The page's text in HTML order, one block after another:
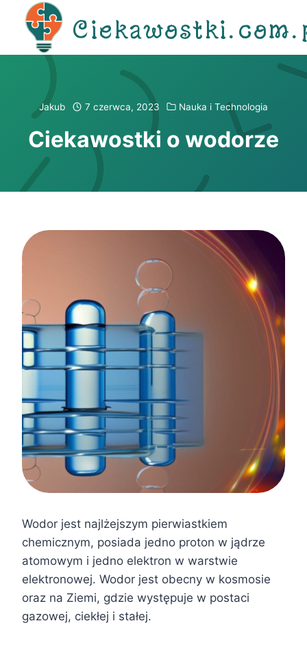
Przejdź
Jakub 7 czerwca, 2023 Nauka i Technologia
Ciekawostki o wodorze
Wodor jest najlżejszym pierwiastkiem
chemicznym, posiada jedno proton w jądrze
atomowym i jedno elektron w warstwie
elektronowej. Wodor jest obecny w kosmosie
oraz na Ziemi, gdzie występuje w postaci
gazowej, ciekłej i stałej.